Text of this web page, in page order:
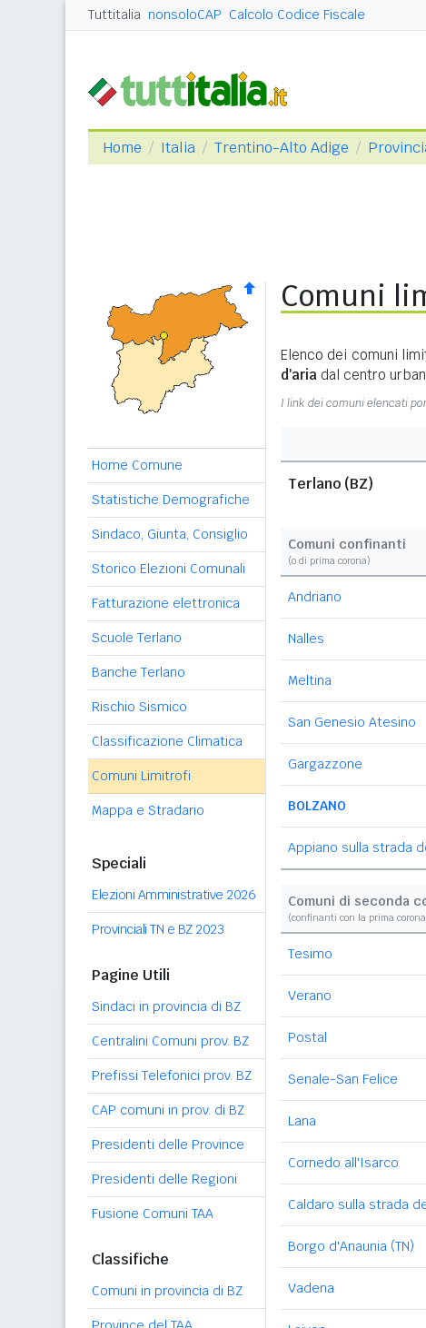
Tuttitalia nonsoloCAP Calcolo Codice Fiscale
Home Italia Trentino-Alto Adige
Home Comune
Statistiche Demografiche
Sindaco, Giunta, Consiglio
Storico Elezioni Comunali
Fatturazione elettronica
Scuole Terlano
Banche Terlano
Rischio Sismico
Classificazione Climatica
Comuni Limitrofi
Mappa e Stradario
Speciali
Elezioni Amministrative 2026
Provinciali TN e BZ 2023
Pagine Utili
Sindaci in provincia di BZ
Centralini Comuni prov. BZ
Prefissi Telefonici prov. BZ
CAP comuni in prov. di BZ
Presidenti delle Province
Presidenti delle Regioni
Fusione Comuni TAA
Classifiche
Comuni in provincia di BZ
Comuni
Elenco dei comuni
d'aria dal centro
I link dei comuni elencati
Terlano (BZ)
Comuni confinanti
(o di prima corona)
Andriano
Nalles
Meltina
San Genesio Atesino
Gargazzone
BOLZANO
Appiano sulla strada
Comuni di seconda
(confinanti con la prima
Tesimo
Verano
Postal
Senale-San Felice
Lana
Cornedo all'Isarco
Caldaro sulla strada
Borgo d'Anaunia (TN)
Vadena